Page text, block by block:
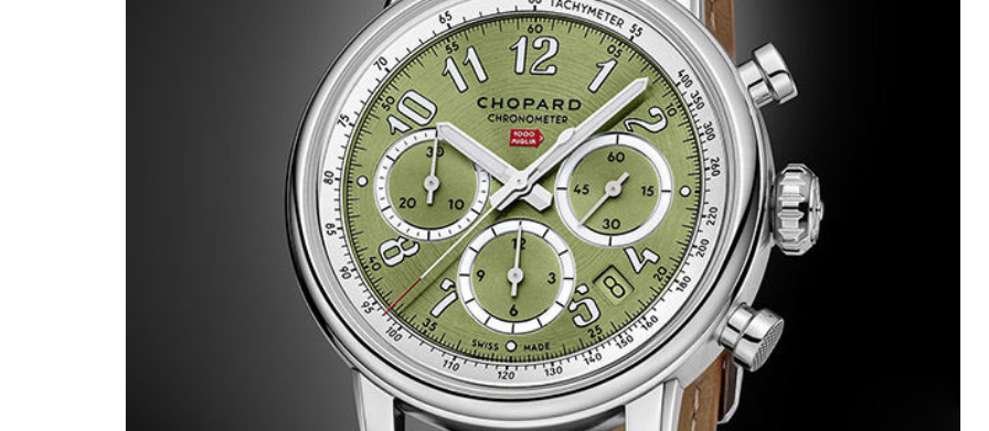
广州市越秀区环市东路371-375号世界贸易中心大厦南塔15层1507室（需提前预约）
深圳市罗湖区深南东路5001号华润大厦17层1701室（需提前预约）
惠州市惠城区江北文昌一路7号华贸大厦（华贸天地）1座30层30-05室（需提前预约）
厦门市思明区湖滨东路95号万象城华润大厦B座11层1104室（需提前预约）
福州市晋安区竹屿路6号东二环泰禾广场2号楼5层509室（需提前预约）
成都市锦江区人民东路6号SAC东原中心24层2406B室（需提前预约）
重庆市江北区观音桥步行街2号融恒时代广场9层902室（需提前预约）
长沙市芙蓉区建湘路393号世茂环球金融中心写字楼10层1013室（需提前预约）
郑州市二七区民主路10号华润大厦29层2905室（需提前预约）
太原市迎泽区迎泽街道解放路15号亨得利名表维修授权店3楼（需提前预约）
沈阳市沈河区中街路137号亨得利名表维修授权店1楼（需提前预约）
沈阳市沈河区中街路83号亨得利名表维修授权店1楼（需提前预约）
乌鲁木齐市天山区红山路26号时代广场（CCMALL）C座17层17-B（需提前预约）
温州市鹿城区锦绣路1067号置信广场10层1015室（需提前预约）